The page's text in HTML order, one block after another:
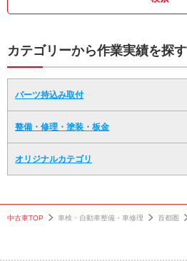
カテゴリーから作業実績を探す
パーツ持込み取付
整備・修理・塗装・板金
オリジナルカテゴリ
中古車TOP 車検・自動車整備・車修理 首都圏